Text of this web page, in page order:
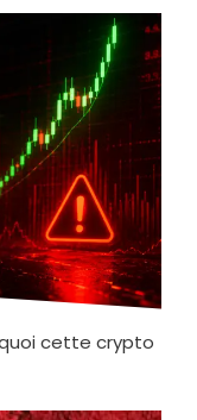
cette crypto